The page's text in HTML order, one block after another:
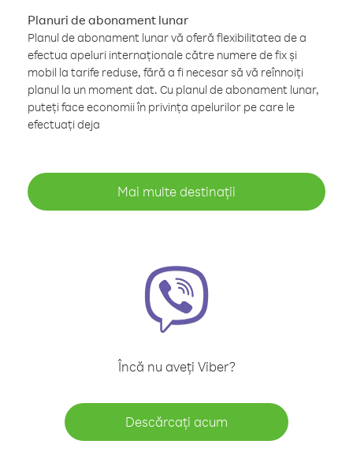
Planuri de abonament lunar
Planul de abonament lunar vă oferă flexibilitatea de a
efectua apeluri internaționale către numere de fix și
mobil la tarife reduse, fără a fi necesar să vă reînnoiți
planul la un moment dat. Cu planul de abonament lunar,
puteți face economii în privința apelurilor pe care le
efectuați deja
Mai multe destinații
Încă nu aveți Viber?
Descărcați acum